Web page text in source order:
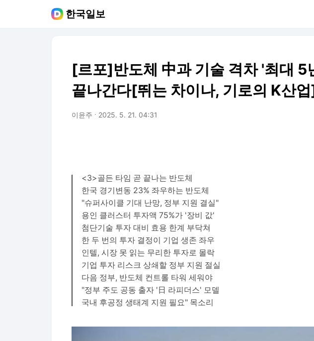
한국일보
[르포]반도체 中과 기술 격차 '최대 5
끝나간다[뛰는 차이나, 기로의 K산
이윤주 2025. 5. 21. 04:31
<3>골든 타임 곧 끝나는 반도체
한국 경기변동 23% 좌우하는 반도체
"슈퍼사이클 기대 난망, 정부 지원 결실"
용인 클러스터 투자액 75%가 '장비 값'
첨단기술 투자 대비 효용 한계 부닥쳐
한 두 번의 투자 결정이 기업 생존 좌우
인텔, 시장 못 읽는 무리한 투자로 몰락
기업 투자 리스크 상쇄할 정부 지원 절실
다음 정부, 반도체 컨트롤 타워 세워야
"정부 주도 공동 출자 '日 라피더스' 모델
국내 후공정 생태계 지원 필요" 목소리